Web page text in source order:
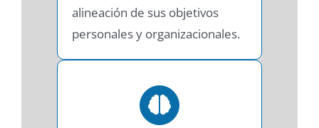
alineación de sus objetivos
personales y organizacionales.